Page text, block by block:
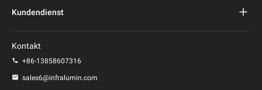
LED-Pfostenleuchte
Kundendienst
Datenschutz-Bestimmungen
Kontakt
+86-13858607316
sales6@infralumin.com